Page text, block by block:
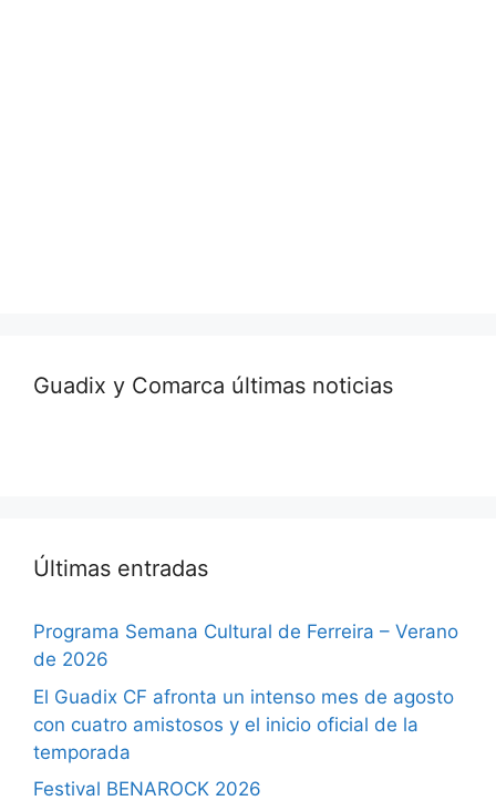
Guadix y Comarca últimas noticias
Últimas entradas
Programa Semana Cultural de Ferreira – Verano
de 2026
El Guadix CF afronta un intenso mes de agosto
con cuatro amistosos y el inicio oficial de la
temporada
Festival BENAROCK 2026